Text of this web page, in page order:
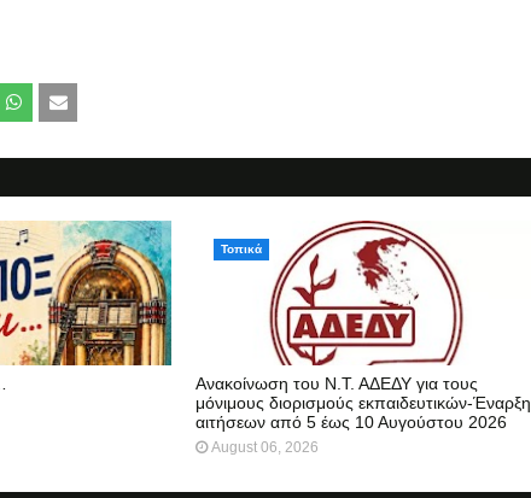
Τοπικά
Ανακοίνωση του Ν.Τ. ΑΔΕΔΥ για τους
μόνιμους διορισμούς εκπαιδευτικών-Έναρξη
αιτήσεων από 5 έως 10 Αυγούστου 2026
August 06, 2026